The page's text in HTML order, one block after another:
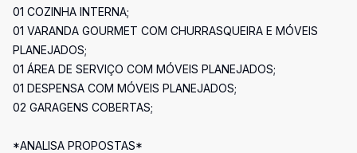
01 COZINHA INTERNA;
01 VARANDA GOURMET COM CHURRASQUEIRA E MÓVEIS
PLANEJADOS;
01 ÁREA DE SERVIÇO COM MÓVEIS PLANEJADOS;
01 DESPENSA COM MÓVEIS PLANEJADOS;
02 GARAGENS COBERTAS;
*ANALISA PROPOSTAS*